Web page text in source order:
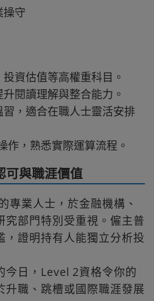
操守
資估值等高權重科目。
閱讀理解與整合能力。
，適合在職人士靈活安排
作，熟悉實際運算流程。
可與職涯價值
專業人士，於金融機構、
究部門特別受重視。僱主普
，證明持有人能獨立分析投
今日，Level 2資格令你的
升職、跳槽或國際職涯發展